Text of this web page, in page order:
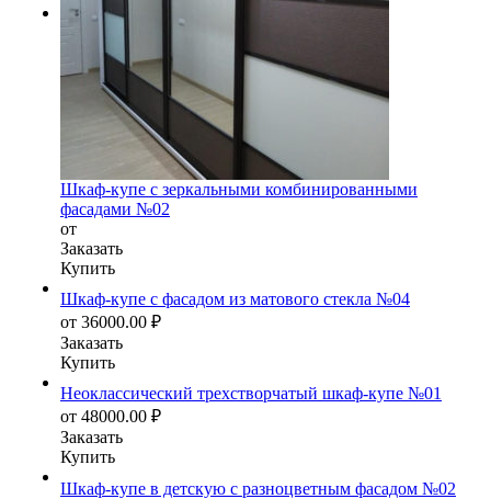
Шкаф-купе с зеркальными комбинированными
фасадами №02
от
Заказать
Купить
Шкаф-купе с фасадом из матового стекла №04
от 36000.00 ₽
Заказать
Купить
Неоклассический трехстворчатый шкаф-купе №01
от 48000.00 ₽
Заказать
Купить
Шкаф-купе в детскую с разноцветным фасадом №02